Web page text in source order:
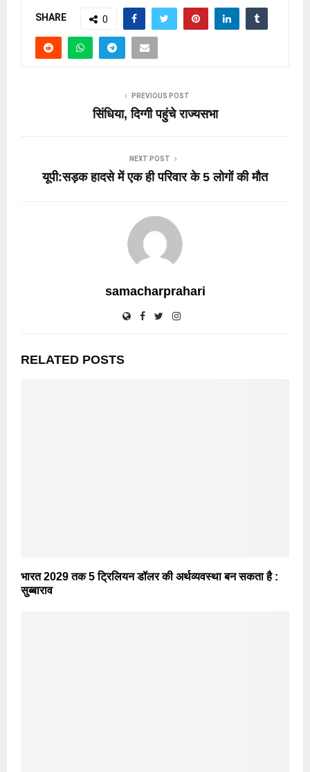
SHARE 0
PREVIOUS POST
सिंधिया, दिग्गी पहुंचे राज्यसभा
NEXT POST
यूपी:सड़क हादसे में एक ही परिवार के 5 लोगों की मौत
samacharprahari
RELATED POSTS
भारत 2029 तक 5 ट्रिलियन डॉलर की अर्थव्यवस्था बन सकता है :
सुब्बाराव